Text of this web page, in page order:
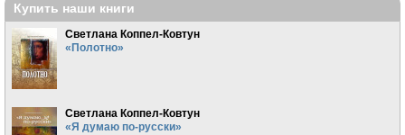
Купить наши книги
Светлана Коппел-Ковтун
«Полотно»
Светлана Коппел-Ковтун
«Я думаю по-русски»